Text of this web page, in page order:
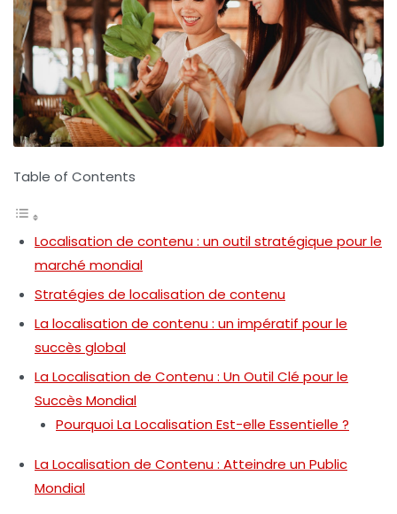
Table of Contents
Localisation de contenu : un outil stratégique pour le
marché mondial
Stratégies de localisation de contenu
La localisation de contenu : un impératif pour le
succès global
La Localisation de Contenu : Un Outil Clé pour le
Succès Mondial
Pourquoi La Localisation Est-elle Essentielle ?
La Localisation de Contenu : Atteindre un Public
Mondial